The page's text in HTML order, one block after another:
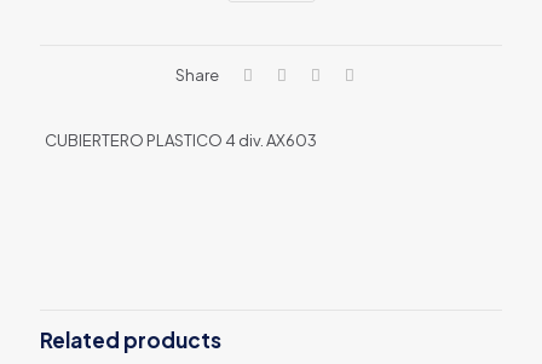
Share
CUBIERTERO PLASTICO 4 div. AX603
Related products